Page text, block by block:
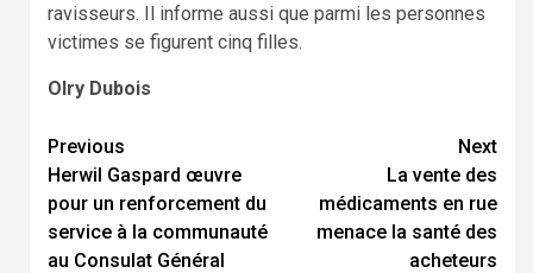
ravisseurs. Il informe aussi que parmi les personnes
victimes se figurent cinq filles.
Olry Dubois
Continue
Reading
Previous
Herwil Gaspard œuvre
pour un renforcement du
service à la communauté
au Consulat Général
Next
La vente des
médicaments en rue
menace la santé des
acheteurs